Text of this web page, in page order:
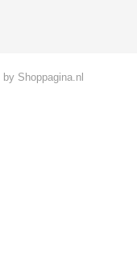
Shoppagina.nl